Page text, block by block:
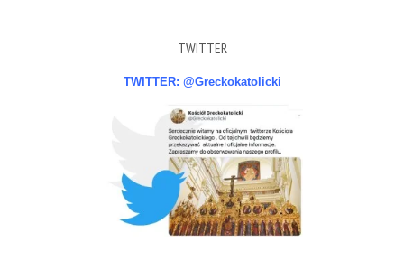
TWITTER
TWITTER: @Greckokatolicki